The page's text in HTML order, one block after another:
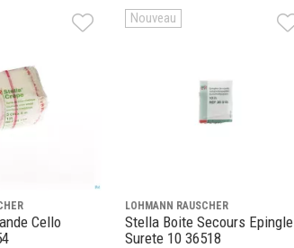
Cello
Nouveau
LOHMANN RAUSCHER
Stella Boite Secours Epingle
Surete 10 36518